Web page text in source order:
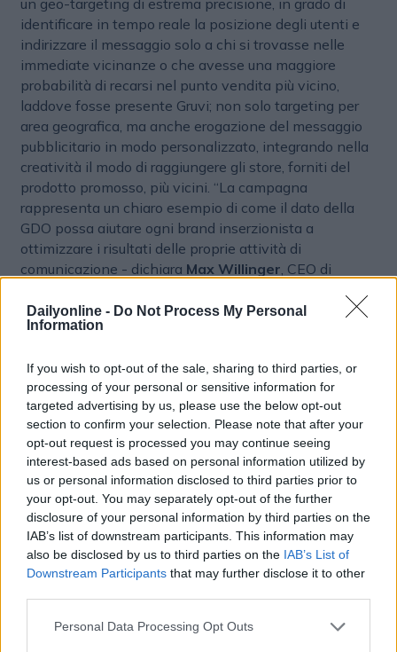
Dailyonline - Do Not Process My Personal
Information
If you wish to opt-out of the sale, sharing to third parties, or
processing of your personal or sensitive information for
targeted advertising by us, please use the below opt-out
section to confirm your selection. Please note that after your
opt-out request is processed you may continue seeing
interest-based ads based on personal information utilized by
us or personal information disclosed to third parties prior to
your opt-out. You may separately opt-out of the further
disclosure of your personal information by third parties on the
IAB’s list of downstream participants. This information may
also be disclosed by us to third parties on the IAB’s List of
Downstream Participants that may further disclose it to other
Personal Data Processing Opt Outs
identificare in tempo reale la posizione degli utenti e
indirizzare il messaggio solo a chi si trovasse nelle
immediate vicinanze o che avesse una maggiore
probabilità di recarsi nel punto vendita più vicino,
laddove fosse presente Gruvi; non solo targeting per
area geografica, ma anche erogazione del messaggio
pubblicitario in modo personalizzato, integrando nella
creatività il modo di raggiungere gli store, forniti del
prodotto promosso, più vicini. “La campagna
rappresenta un chiaro esempio di come il dato della
GDO possa aiutare ogni brand inserzionista a
ottimizzare i risultati delle proprie attività di
comunicazione - dichiara Max Willinger , CEO di
per incrementare le conversioni”.
PARTNERSHIP DIGITAL MARKETING
BRAND MARKETING
Altri articoli che potrebbero piacerti